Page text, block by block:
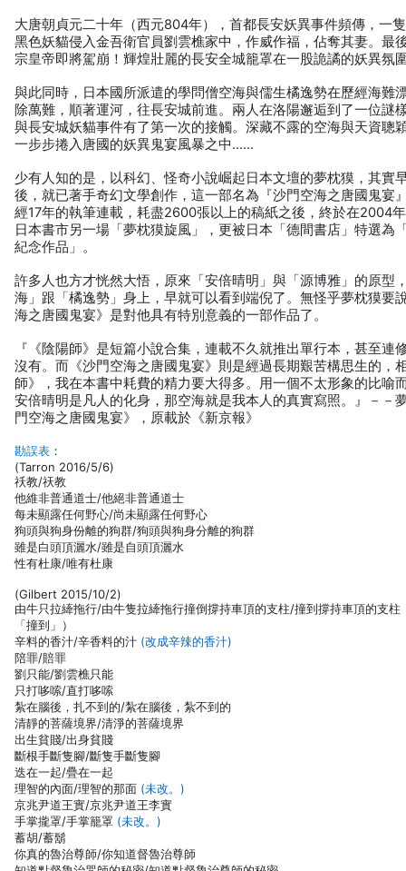
大唐朝貞元二十年（西元804年），首都長安妖異事件頻傳，一
黑色妖貓侵入金吾衛官員劉雲樵家中，作威作福，佔奪其妻。最
宗皇帝即將駕崩！輝煌壯麗的長安全城籠罩在一股詭譎的妖異氛
與此同時，日本國所派遣的學問僧空海與儒生橘逸勢在歷經海難
除萬難，順著運河，往長安城前進。兩人在洛陽邂逅到了一位謎
與長安城妖貓事件有了第一次的接觸。深藏不露的空海與天資聰
一步步捲入唐國的妖異鬼宴風暴之中……
少有人知的是，以科幻、怪奇小說崛起日本文壇的夢枕獏，其實
後，就已著手奇幻文學創作，這一部名為『沙門空海之唐國鬼宴
經17年的執筆連載，耗盡2600張以上的稿紙之後，終於在2004
日本書市另一場「夢枕獏旋風」，更被日本「德間書店」特選為
紀念作品」。
許多人也方才恍然大悟，原來「安倍晴明」與「源博雅」的原型
海」跟「橘逸勢」身上，早就可以看到端倪了。無怪乎夢枕獏要
海之唐國鬼宴》是對他具有特別意義的一部作品了。
『《陰陽師》是短篇小說合集，連載不久就推出單行本，甚至連
沒有。而《沙門空海之唐國鬼宴》則是經過長期艱苦構思生的，
師》，我在本書中耗費的精力要大得多。用一個不太形象的比喻
安倍晴明是凡人的化身，那空海就是我本人的真實寫照。』－－
門空海之唐國鬼宴》，原載於《新京報》
勘誤表 ：
(Tarron 2016/5/6)
祅教/祆教
他維非普通道士/他絕非普通道士
每未顯露任何野心/尚未顯露任何野心
狗頭與狗身份離的狗群/狗頭與狗身分離的狗群
雖是白頭頂灑水/雖是自頭頂灑水
性有杜康/唯有杜康
(Gilbert 2015/10/2)
由牛只拉縴拖行/由牛隻拉縴拖行撞倒撐持車頂的支柱/撞到撐持車頂的支柱
「撞到」）
辛料的香汁/辛香料的汁 (改成辛辣的香汁)
陪罪/賠罪
劉只能/劉雲樵只能
只打哆嗦/直打哆嗦
紮在腦後，扎不到的/紮在腦後，紮不到的
清靜的菩薩境界/清淨的菩薩境界
出生貧賤/出身貧賤
斷根手斷隻腳/斷隻手斷隻腳
迭在一起/疊在一起
理智的內面/理智的那面 (未改。)
京兆尹道王實/京兆尹道王李實
手掌攏罩/手掌籠罩 (未改。)
蓄胡/蓄鬍
你真的魯治尊師/你知道督魯治尊師